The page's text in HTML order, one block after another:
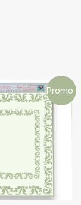
Promo !